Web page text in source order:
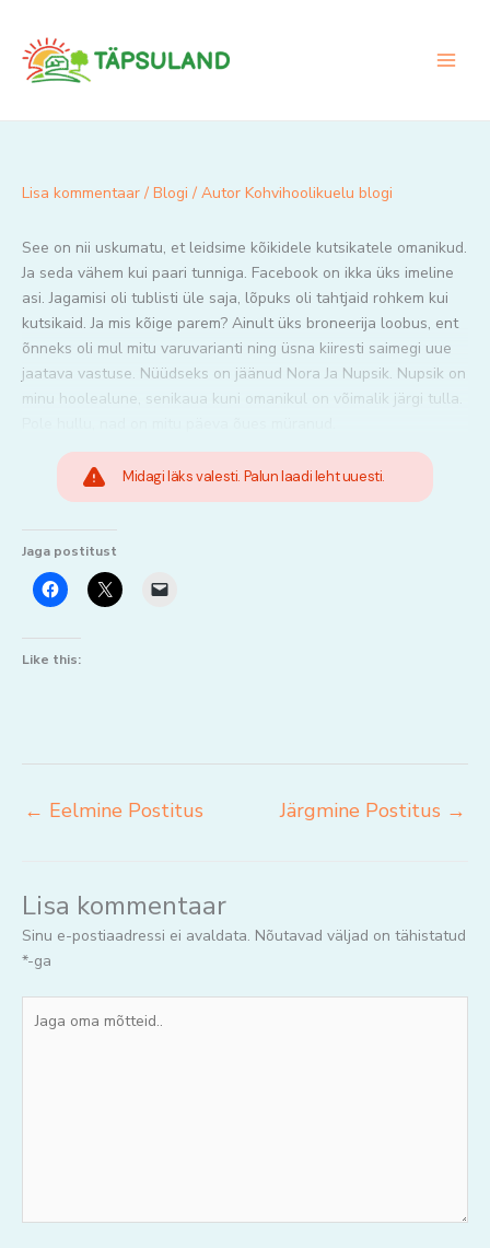
content
Lisa kommentaar / Blogi / Autor Kohvihoolikuelu blogi
See on nii uskumatu, et leidsime kõikidele kutsikatele omanikud.
Ja seda vähem kui paari tunniga. Facebook on ikka üks imeline
asi. Jagamisi oli tublisti üle saja, lõpuks oli tahtjaid rohkem kui
kutsikaid. Ja mis kõige parem? Ainult üks broneerija loobus, ent
õnneks oli mul mitu varuvarianti ning üsna kiiresti saimegi uue
jaatava vastuse. Nüüdseks on jäänud Nora Ja Nupsik. Nupsik on
minu hoolealune, senikaua kuni omanikul on võimalik järgi tulla.
Midagi läks valesti. Palun laadi leht uuesti.
Jaga postitust
Like this:
← Eelmine Postitus Järgmine Postitus →
Lisa kommentaar
Sinu e-postiaadressi ei avaldata. Nõutavad väljad on tähistatud
*-ga
oma